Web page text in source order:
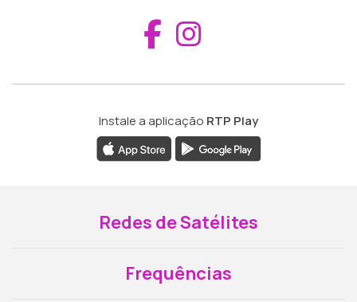
Aceder ao
Instale a aplicação RTP Play
Redes de Satélites
Frequências